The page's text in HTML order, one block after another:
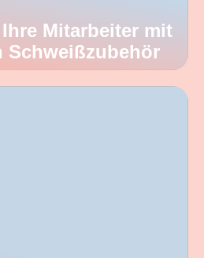
Mitarbeiter mit
Schweißzubehör